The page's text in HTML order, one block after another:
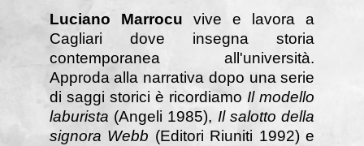
Luciano Marrocu vive e lavora a
Cagliari dove insegna storia
contemporanea all'università.
Approda alla narrativa dopo una serie
di saggi storici è ricordiamoIl modello
laburista (Angeli 1985), Il salotto della
signora Webb (Editori Riuniti 1992) e